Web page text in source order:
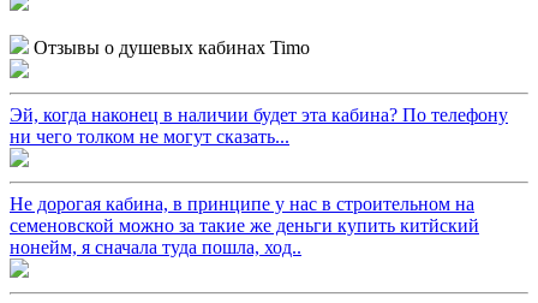
Отзывы о душевых кабинах Timo
Эй, когда наконец в наличии будет эта кабина? По телефону
ни чего толком не могут сказать...
Не дорогая кабина, в принципе у нас в строительном на
семеновской можно за такие же деньги купить китйский
нонейм, я сначала туда пошла, ход..